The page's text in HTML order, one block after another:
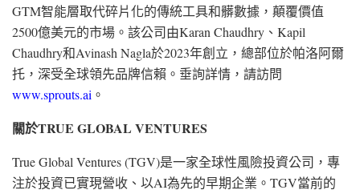
GTM智能層取代碎片化的傳統工具和髒數據，顛覆價值
2500億美元的市場。該公司由Karan Chaudhry、Kapil
Chaudhry和Avinash Nagla於2023年創立，總部位於帕洛阿爾
托，深受全球領先品牌信賴。垂詢詳情，請訪問
www.sprouts.ai 。
關於TRUE GLOBAL VENTURES
True Global Ventures (TGV)是一家全球性風險投資公司，專
注於投資已實現營收、以AI為先的早期企業。TGV當前的